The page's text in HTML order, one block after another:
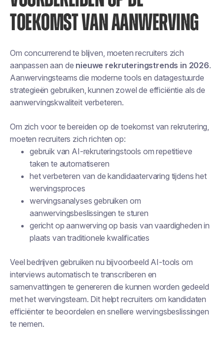
TOEKOMST VAN AANWERVING
Om concurrerend te blijven, moeten recruiters zich
aanpassen aan de nieuwe rekruteringstrends in 2026.
Aanwervingsteams die moderne tools en datagestuurde
strategieën gebruiken, kunnen zowel de efficiëntie als de
aanwervingskwaliteit verbeteren.
Om zich voor te bereiden op de toekomst van rekrutering,
moeten recruiters zich richten op:
gebruik van AI-rekruteringstools om repetitieve
taken te automatiseren
het verbeteren van de kandidaatervaring tijdens het
wervingsproces
wervingsanalyses gebruiken om
aanwervingsbeslissingen te sturen
gericht op aanwerving op basis van vaardigheden in
plaats van traditionele kwalificaties
Veel bedrijven gebruiken nu bijvoorbeeld AI-tools om
interviews automatisch te transcriberen en
samenvattingen te genereren die kunnen worden gedeeld
met het wervingsteam. Dit helpt recruiters om kandidaten
efficiënter te beoordelen en snellere wervingsbeslissingen
te nemen.